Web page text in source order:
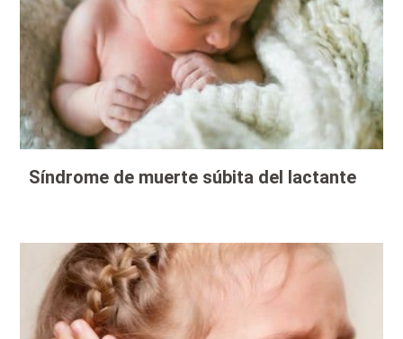
Síndrome de muerte súbita del lactante